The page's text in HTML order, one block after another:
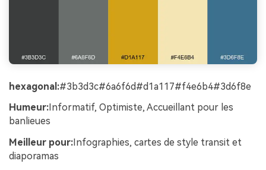
hexagonal:#3b3d3c#6a6f6d#d1a117#f4e6b4#3d6f8e
Humeur: Informatif, Optimiste, Accueillant pour les
banlieues
Meilleur pour: Infographies, cartes de style transit et
diaporamas